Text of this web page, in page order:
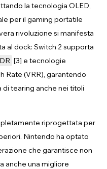
la tecnologia OLED,
per il gaming portatile
rivoluzione si manifesta
al dock: Switch 2 supporta
[3] e tecnologie
Rate (VRR), garantendo
di tearing anche nei titoli
riprogettata per
Nintendo ha optato
che garantisce non
anche una migliore